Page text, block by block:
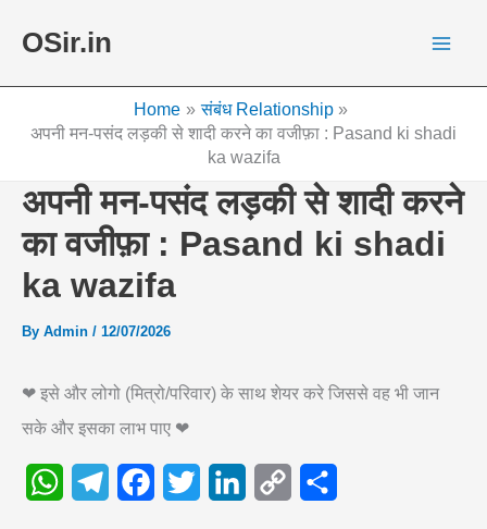
OSir.in
Home
संबंध Relationship
अपनी मन-पसंद लड़की से शादी करने का वजीफ़ा : Pasand ki shadi
ka wazifa
अपनी मन-पसंद लड़की से शादी करने
का वजीफ़ा : Pasand ki shadi
ka wazifa
By Admin / 12/07/2026
❤ इसे और लोगो (मित्रो/परिवार) के साथ शेयर करे जिससे वह भी जान
सके और इसका लाभ पाए ❤
W